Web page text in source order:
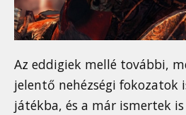
Az eddigiek mellé további,
jelentő nehézségi fokozatok
játékba, és a már ismertek